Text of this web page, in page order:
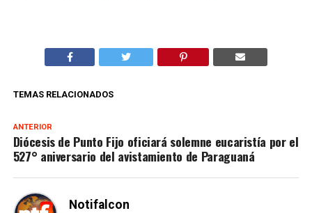
TEMAS RELACIONADOS
ANTERIOR
Diócesis de Punto Fijo oficiará solemne eucaristía por el
527° aniversario del avistamiento de Paraguaná
Notifalcon